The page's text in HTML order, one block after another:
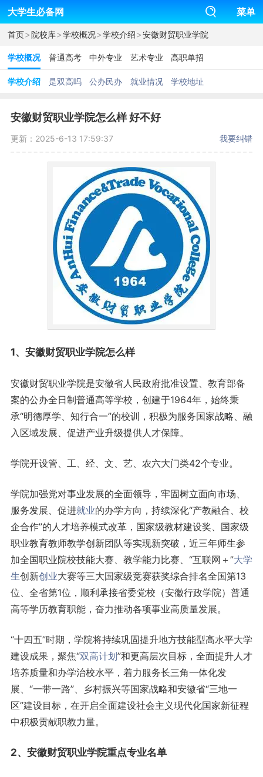
大学生必备网 菜单
首页>院校库>学校概况>学校介绍>安徽财贸职业学院
学校概况 普通高考 中外专业 艺术专业 高职单招
学校介绍 是双高吗 公办民办 就业情况 学校地址
安徽财贸职业学院怎么样 好不好
更新：2025-6-13 17:59:37 我要纠错
1、 安徽财贸职业学院怎么样
安徽财贸职业学院是安徽省人民政府批准设置、教育部备
案的公办全日制普通高等学校，创建于1964年，始终秉
承“明德厚学、知行合一”的校训，积极为服务国家战略、融
入区域发展、促进产业升级提供人才保障。
学院开设管、工、经、文、艺、农六大门类42个专业。
学院加强党对事业发展的全面领导，牢固树立面向市场、
服务发展、促进就业的办学方向，持续深化“产教融合、校
企合作”的人才培养模式改革，国家级教材建设奖、国家级
职业教育教师教学创新团队等实现新突破，近三年师生参
加全国职业院校技能大赛、教学能力比赛、“互联网＋”大学
生创新创业大赛等三大国家级竞赛获奖综合排名全国第13
位、全省第1位，顺利承接省委党校（安徽行政学院）普通
高等学历教育职能，奋力推动各项事业高质量发展。
“十四五”时期，学院将持续巩固提升地方技能型高水平大学
建设成果，聚焦“双高计划”和更高层次目标，全面提升人才
培养质量和办学治校水平，着力服务长三角一体化发
展、“一带一路”、乡村振兴等国家战略和安徽省“三地一
区”建设目标，在开启全面建设社会主义现代化国家新征程
中积极贡献职教力量。
2、安徽财贸职业学院重点专业名单